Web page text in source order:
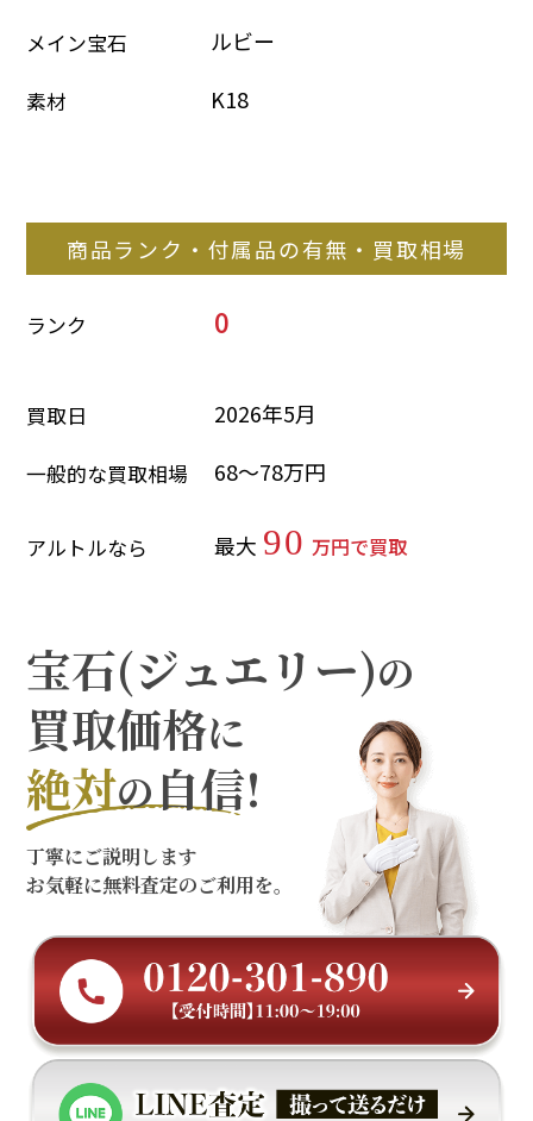
メイン宝石 ルビー
素材 K18
商品ランク・付属品の有無・買取相場
ランク 0
買取日 2026年5月
一般的な買取相場 68～78万円
アルトルなら 最大 90 万円で買取
宝石(ジュエリー)の
買取価格に
絶対の自信!
丁寧にご説明します
お気軽に無料査定のご利用を。